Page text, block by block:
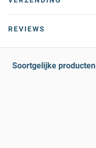
REVIEWS
Soortgelijke producten